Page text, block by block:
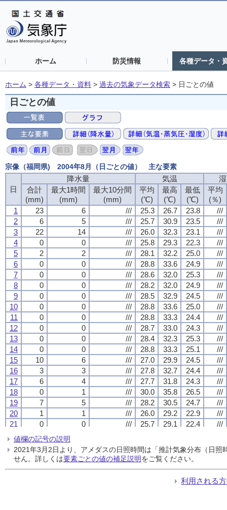
ホーム 防災情報 各種データ・
ホーム > 各種データ・資料 > 過去の気象データ検索 > 日ごとの値
日ごとの値
宗像（福岡県) 2004年8月（日ごとの値） 主な要素
日
降水量 気温
合計
(mm)
最大1時間
(mm)
最大10分間
(mm)
平均
(℃)
最高
(℃)
最低
(℃)
平均
(％)
1
23 6 /// 25.3 26.7 23.8
///
2
6 5 /// 25.7 30.9 23.5
///
3
22 14 /// 26.0 32.3 23.1
///
4
0 0 /// 25.8 29.3 22.3
///
5
2 2 /// 28.1 32.2 25.0
///
6
0 0 /// 28.8 33.6 24.9
///
7
0 0 /// 28.6 32.0 25.3
///
8
0 0 /// 28.2 32.0 24.9
///
9
0 0 /// 28.5 32.9 24.5
///
10
0 0 /// 28.8 33.6 25.0
///
11
0 0 /// 28.8 33.3 24.4
///
12
0 0 /// 28.7 33.0 24.3
///
13
0 0 /// 28.4 32.3 25.3
///
14
0 0 /// 28.8 33.3 25.1
///
15
10 6 /// 27.0 29.9 24.5
///
16
3 3 /// 27.8 32.7 24.4
///
17
6 4 /// 27.7 31.8 24.3
///
18
0 1 /// 30.0 35.8 26.5
///
19
7 5 /// 28.2 30.5 24.7
///
20
1 1 /// 26.0 29.2 22.9
///
21
0 0 /// 25.7 29.1 22.4
///
22
0
23
3 1 /// 25.2 31.6 22.8
///
24
1 1 /// 25.3 28.0 23.5
///
22.8
///
日
降水量 気温
合計
(mm)
最大1時間
(mm)
最大10分間
(mm)
平均
(℃)
最高
(℃)
最低
(℃)
平均
(％)
1
23 6 /// 25.3 26.7 23.8
///
2
6 5 /// 25.7 30.9 23.5
///
3
22 14 /// 26.0 32.3 23.1
///
4
0 0 /// 25.8 29.3 22.3
///
5
2 2 /// 28.1 32.2 25.0
///
6
0 0 /// 28.8 33.6 24.9
///
7
0 0 /// 28.6 32.0 25.3
///
8
0 0 /// 28.2 32.0 24.9
///
9
0 0 /// 28.5 32.9 24.5
///
10
0 0 /// 28.8 33.6 25.0
///
11
0 0 /// 28.8 33.3 24.4
///
12
0 0 /// 28.7 33.0 24.3
///
13
0 0 /// 28.4 32.3 25.3
///
14
0 0 /// 28.8 33.3 25.1
///
15
10 6 /// 27.0 29.9 24.5
///
16
3 3 /// 27.8 32.7 24.4
///
17
6 4 /// 27.7 31.8 24.3
///
18
0 1 /// 30.0 35.8 26.5
///
19
7 5 /// 28.2 30.5 24.7
///
20
1 1 /// 26.0 29.2 22.9
///
21
0 0 /// 25.7 29.1 22.4
///
22
0
23
3 1 /// 25.2 31.6 22.8
///
24
1 1 /// 25.3 28.0 23.5
///
22.8
///
日
降水量 気温
合計
(mm)
最大1時間
(mm)
最大10分間
(mm)
平均
(℃)
最高
(℃)
最低
(℃)
平均
(％)
1
23 6 /// 25.3 26.7 23.8
///
2
6 5 /// 25.7 30.9 23.5
///
3
22 14 /// 26.0 32.3 23.1
///
4
0 0 /// 25.8 29.3 22.3
///
5
2 2 /// 28.1 32.2 25.0
///
6
0 0 /// 28.8 33.6 24.9
///
7
0 0 /// 28.6 32.0 25.3
///
8
0 0 /// 28.2 32.0 24.9
///
9
0 0 /// 28.5 32.9 24.5
///
10
0 0 /// 28.8 33.6 25.0
///
11
0 0 /// 28.8 33.3 24.4
///
12
0 0 /// 28.7 33.0 24.3
///
13
0 0 /// 28.4 32.3 25.3
///
14
0 0 /// 28.8 33.3 25.1
///
15
10 6 /// 27.0 29.9 24.5
///
16
3 3 /// 27.8 32.7 24.4
///
17
6 4 /// 27.7 31.8 24.3
///
18
0 1 /// 30.0 35.8 26.5
///
19
7 5 /// 28.2 30.5 24.7
///
20
1 1 /// 26.0 29.2 22.9
///
21
0 0 /// 25.7 29.1 22.4
///
22
0
23
3 1 /// 25.2 31.6 22.8
///
24
1 1 /// 25.3 28.0 23.5
///
22.8
///
日
降水量 気温
合計
(mm)
最大1時間
(mm)
最大10分間
(mm)
平均
(℃)
最高
(℃)
最低
(℃)
平均
(％)
1
23 6 /// 25.3 26.7 23.8
///
2
6 5 /// 25.7 30.9 23.5
///
3
22 14 /// 26.0 32.3 23.1
///
4
0 0 /// 25.8 29.3 22.3
///
5
2 2 /// 28.1 32.2 25.0
///
6
0 0 /// 28.8 33.6 24.9
///
7
0 0 /// 28.6 32.0 25.3
///
8
0 0 /// 28.2 32.0 24.9
///
9
0 0 /// 28.5 32.9 24.5
///
10
0 0 /// 28.8 33.6 25.0
///
11
0 0 /// 28.8 33.3 24.4
///
12
0 0 /// 28.7 33.0 24.3
///
13
0 0 /// 28.4 32.3 25.3
///
14
0 0 /// 28.8 33.3 25.1
///
15
10 6 /// 27.0 29.9 24.5
///
16
3 3 /// 27.8 32.7 24.4
///
17
6 4 /// 27.7 31.8 24.3
///
18
0 1 /// 30.0 35.8 26.5
///
19
7 5 /// 28.2 30.5 24.7
///
20
1 1 /// 26.0 29.2 22.9
///
21
0 0 /// 25.7 29.1 22.4
///
22
0
23
3 1 /// 25.2 31.6 22.8
///
24
1 1 /// 25.3 28.0 23.5
///
22.8
///
値欄の記号の説明
2021年3月2日より、アメダスの日照時間は「推計気象分布（日
せん。詳しくは要素ごとの値の補足説明をご覧ください。
利用される